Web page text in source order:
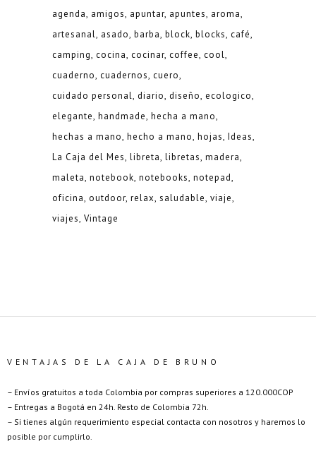
agenda amigos apuntar apuntes aroma
artesanal asado barba block blocks café
camping cocina cocinar coffee cool
cuaderno cuadernos cuero
cuidado personal diario diseño ecologico
elegante handmade hecha a mano
hechas a mano hecho a mano hojas Ideas
La Caja del Mes libreta libretas madera
maleta notebook notebooks notepad
oficina outdoor relax saludable viaje
viajes Vintage
VENTAJAS DE LA CAJA DE BRUNO
– Envíos gratuitos a toda Colombia por compras superiores a 120.000COP
– Entregas a Bogotá en 24h. Resto de Colombia 72h.
– Si tienes algún requerimiento especial contacta con nosotros y haremos lo
posible por cumplirlo.